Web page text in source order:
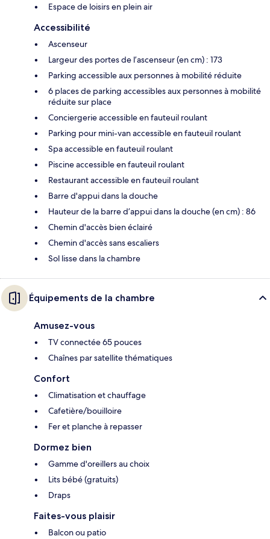
Espace de loisirs en plein air
Accessibilité
Ascenseur
Largeur des portes de l’ascenseur (en cm) : 173
Parking accessible aux personnes à mobilité réduite
6 places de parking accessibles aux personnes à mobilité
réduite sur place
Conciergerie accessible en fauteuil roulant
Parking pour mini-van accessible en fauteuil roulant
Spa accessible en fauteuil roulant
Piscine accessible en fauteuil roulant
Restaurant accessible en fauteuil roulant
Barre d'appui dans la douche
Hauteur de la barre d’appui dans la douche (en cm) : 86
Chemin d'accès bien éclairé
Chemin d'accès sans escaliers
Sol lisse dans la chambre
Équipements de la chambre
Amusez-vous
TV connectée 65 pouces
Chaînes par satellite thématiques
Confort
Climatisation et chauffage
Cafetière/bouilloire
Fer et planche à repasser
Dormez bien
Gamme d'oreillers au choix
Lits bébé (gratuits)
Draps
Faites-vous plaisir
Balcon ou patio